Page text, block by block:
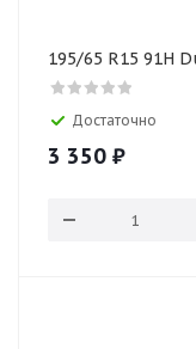
195/65 R15 91H
Достаточно
3 350 ₽